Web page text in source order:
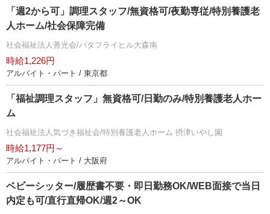
「週2から可」調理スタッフ/無資格可/夜勤専従/特別養護老
人ホーム/社会保障完備
社会福祉法人善光会/バタフライヒル大森南
時給1,226円
アルバイト・パート / 東京都
「福祉調理スタッフ」無資格可/日勤のみ/特別養護老人ホー
ム
社会福祉法人気づき福祉会/特別養護老人ホーム 摂津いやし園
時給1,177円～
アルバイト・パート / 大阪府
ベビーシッター/履歴書不要・即日勤務OK/WEB面接で当日
内定も可/直行直帰OK/週2～OK